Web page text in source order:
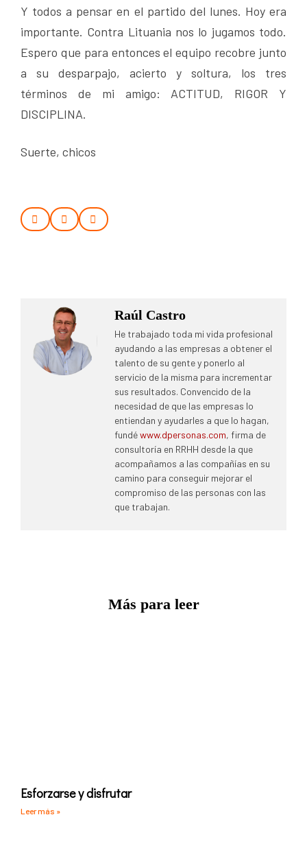
Y todos a pensar en el partido del lunes. Hoy era
importante. Contra Lituania nos lo jugamos todo.
Espero que para entonces el equipo recobre junto
a su desparpajo, acierto y soltura, los tres
términos de mi amigo: ACTITUD, RIGOR Y
DISCIPLINA.
Suerte, chicos
Raúl Castro
He trabajado toda mi vida profesional
ayudando a las empresas a obtener el
talento de su gente y ponerlo al
servicio de la misma para incrementar
sus resultados. Convencido de la
necesidad de que las empresas lo
entiendan y ayudarles a que lo hagan,
fundéwww.dpersonas.com, firma de
consultoría en RRHH desde la que
acompañamos a las compañías en su
camino para conseguir mejorar el
compromiso de las personas con las
que trabajan.
Más para leer
Esforzarse y disfrutar
Leer más »